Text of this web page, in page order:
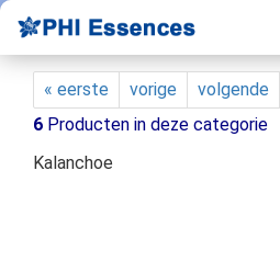
« eerste vorige volgende
6 Producten in deze categorie
Kalanchoe